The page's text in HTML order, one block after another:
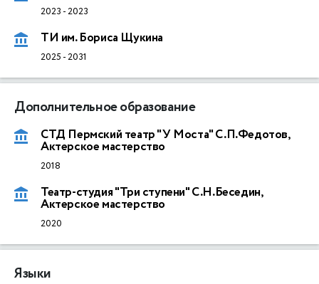
2023 -2023
ТИ им. Бориса Щукина
2025 -2031
Дополнительное образование
СТД Пермский театр "У Моста" С.П.Федотов,
Актерское мастерство
2018
Театр-студия "Три ступени" С.Н.Беседин,
Актерское мастерство
2020
Языки